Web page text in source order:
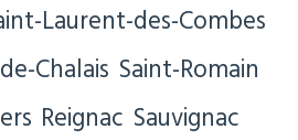
Laurent-des-Combes
Chalais Saint-Romain
Reignac Sauvignac